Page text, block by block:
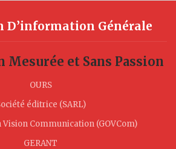
D’information Générale
et Sans Passion
OURS
éditrice (SARL)
Vision Communication (GOVCom)
GERANT